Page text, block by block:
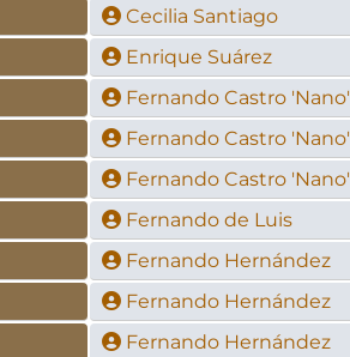
Cecilia Santiago
Enrique Suárez
Fernando Castro 'Nano'
Fernando Castro 'Nano'
Fernando Castro 'Nano'
Fernando de Luis
Fernando Hernández
Fernando Hernández
Fernando Hernández